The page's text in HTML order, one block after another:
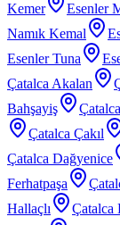
Kemer
Esenler
Namık Kemal
Esenler Tuna
Çatalca Akalan
Bahşayiş
Çatalca Çakıl
Çatalca Dağyenice
Ferhatpaşa
Hallaçlı
Çatalca